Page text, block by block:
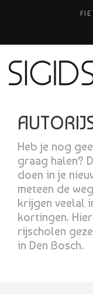
Heb je nog
graag halen?
doen in je
meteen de
krijgen veelal
kortingen.
rijscholen
in Den Bosch.